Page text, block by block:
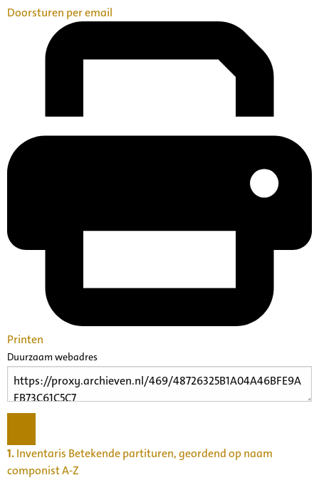
Doorsturen per email
Printen
Duurzaam webadres
1.Inventaris Betekende partituren, geordend op naam
componist A-Z